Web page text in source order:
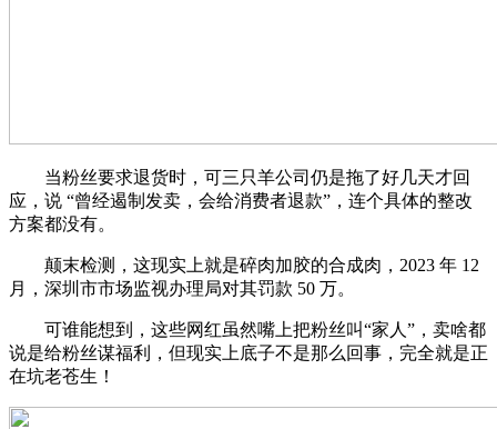
当粉丝要求退货时，可三只羊公司仍是拖了好几天才回
应，说 “曾经遏制发卖，会给消费者退款”，连个具体的整改
方案都没有。
颠末检测，这现实上就是碎肉加胶的合成肉，2023 年 12
月，深圳市市场监视办理局对其罚款 50 万。
可谁能想到，这些网红虽然嘴上把粉丝叫“家人”，卖啥都
说是给粉丝谋福利，但现实上底子不是那么回事，完全就是正
在坑老苍生！